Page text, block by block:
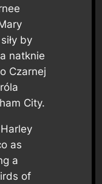
by
natknie
Czarnej
City.
as
a
of